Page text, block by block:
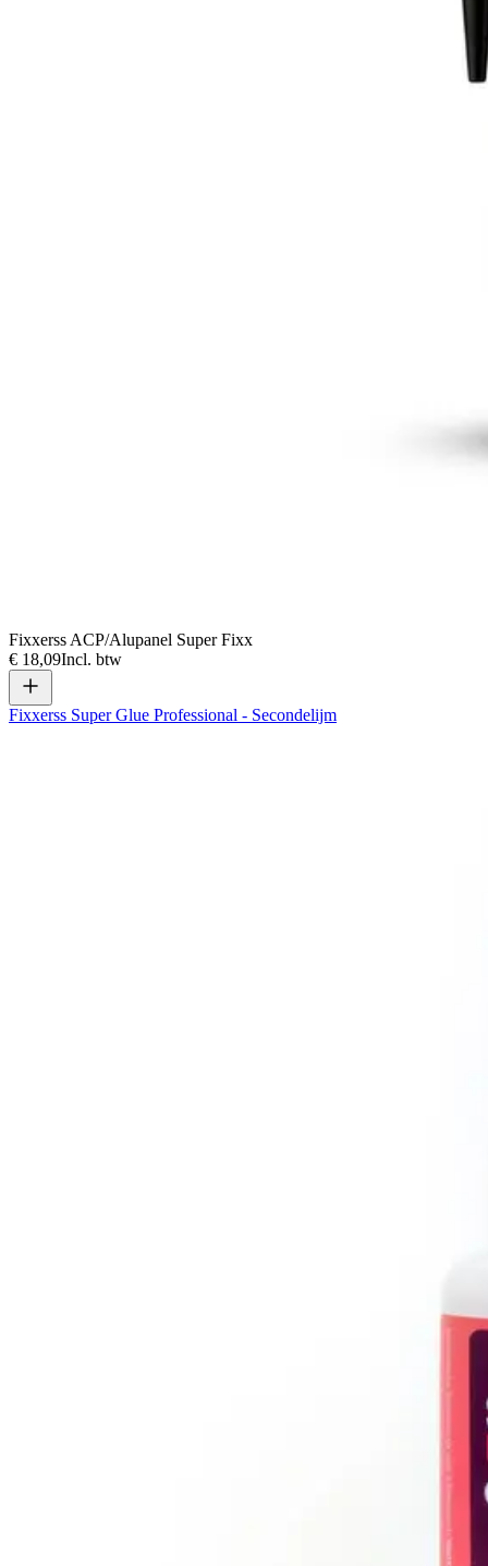
Fixxerss ACP/Alupanel Super Fixx
€ 18,09Incl. btw
Fixxerss Super Glue Professional - Secondelijm